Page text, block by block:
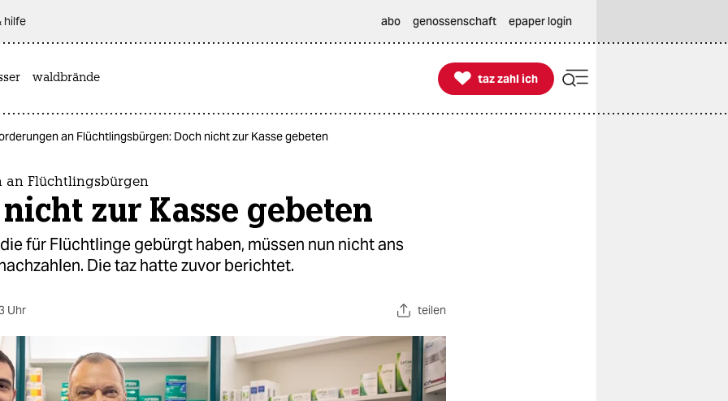
hilfe abo genossenschaft epaper login
waldbrände 
taz zahl ich
taz zahl ich
an Flüchtlingsbürgen: Doch nicht zur Kasse gebeten
an Flüchtlingsbürgen
zur Kasse gebeten
für Flüchtlinge gebürgt haben, müssen nun nicht ans
Die taz hatte zuvor berichtet.
Uhr teilen